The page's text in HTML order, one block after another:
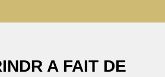
A FAIT DE